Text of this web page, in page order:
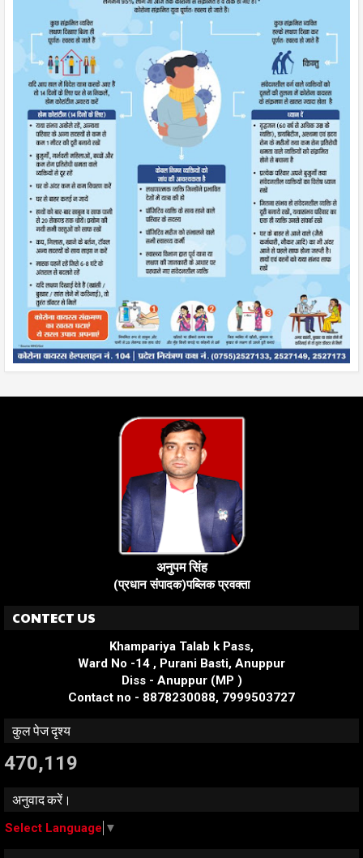
अनुपम सिंह
(प्रधान संपादक)पब्लिक प्रवक्ता
CONTECT US
Khampariya Talab k Pass,
Ward No -14 , Purani Basti, Anuppur
Diss - Anuppur (MP )
Contact no - 8878230088, 7999503727
कुल पेज दृश्य
470,119
अनुवाद करें।
Select Language ▼